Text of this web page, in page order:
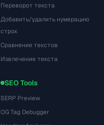
Переворот текста
Добавить/удалить нумерацию
строк
Сравнение текстов
Извлечение текста
SEO Tools
SERP Preview
OG Tag Debugger